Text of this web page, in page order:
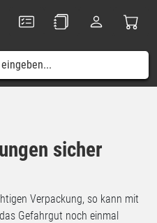
sicher
Verpackung, so kann mit
Gefahrgut noch einmal